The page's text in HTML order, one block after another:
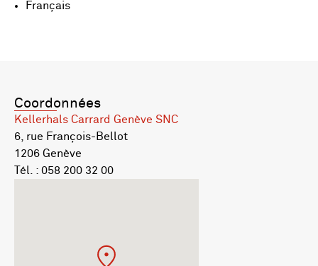
Français
Coordonnées
Kellerhals Carrard Genève SNC
6, rue François-Bellot
1206 Genève
Tél. : 058 200 32 00